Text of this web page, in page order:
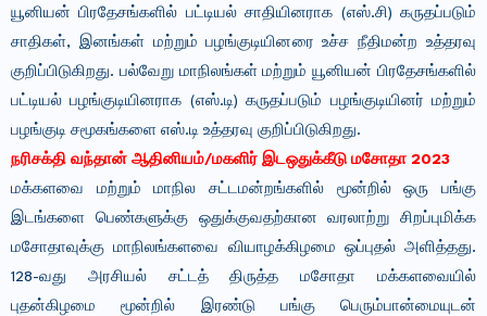
யூனியன் பிரதேசங்களில் பட்டியல் சாதியினராக (எஸ்.சி) கருதப்படும்
சாதிகள், இனங்கள் மற்றும் பழங்குடியினரை உச்ச நீதிமன்ற உத்தரவு
குறிப்பிடுகிறது. பல்வேறு மாநிலங்கள் மற்றும் யூனியன் பிரதேசங்களில்
பட்டியல் பழங்குடியினராக (எஸ்.டி) கருதப்படும் பழங்குடியினர் மற்றும்
பழங்குடி சமூகங்களை எஸ்.டி உத்தரவு குறிப்பிடுகிறது.
நரிசக்தி வந்தான் ஆதினியம்/மகளிர் இடஒதுக்கீடு மசோதா 2023
மக்களவை மற்றும் மாநில சட்டமன்றங்களில் மூன்றில் ஒரு பங்கு
இடங்களை பெண்களுக்கு ஒதுக்குவதற்கான வரலாற்று சிறப்புமிக்க
மசோதாவுக்கு மாநிலங்களவை வியாழக்கிழமை ஒப்புதல் அளித்தது.
128-வது அரசியல் சட்டத் திருத்த மசோதா மக்களவையில்
புதன்கிழமை மூன்றில் இரண்டு பங்கு பெரும்பான்மையுடன்